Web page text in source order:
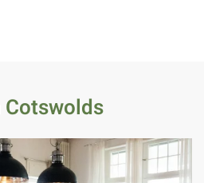
Cotswolds